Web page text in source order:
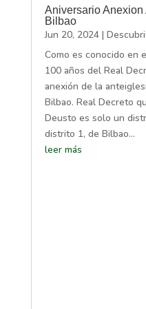
Aniversario
Bilbao
Jun 20, 2024|
Como es conocido en
100 años del Real
anexión de la
Bilbao. Real Decreto
Deusto es solo un
distrito 1, de Bilbao...
leer más